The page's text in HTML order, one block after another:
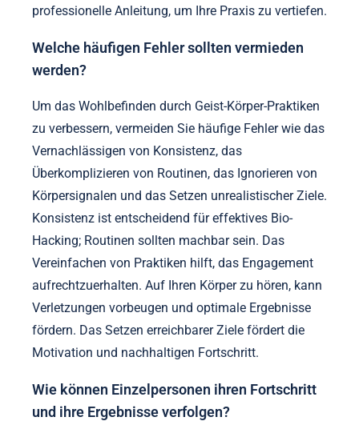
identifizieren Sie Bereiche zur Verbesserung.
2. Beginnen Sie mit kurzen, täglichen Praktiken wie
Achtsamkeit oder tiefem Atmen.
Komplexität der Praktiken im Laufe der Zeit.
4. Überwachen Sie den Fortschritt und passen Sie
die Praktiken basierend auf persönlichem Feedback
an.
5. Integrieren Sie unterstützende Ernährung und
Hydration, um das allgemeine Wohlbefinden zu
verbessern.
6. Suchen Sie Gemeinschaftsunterstützung oder
professionelle Anleitung, um Ihre Praxis zu vertiefen.
Welche häufigen Fehler sollten vermieden
werden?
Um das Wohlbefinden durch Geist-Körper-Praktiken
zu verbessern, vermeiden Sie häufige Fehler wie das